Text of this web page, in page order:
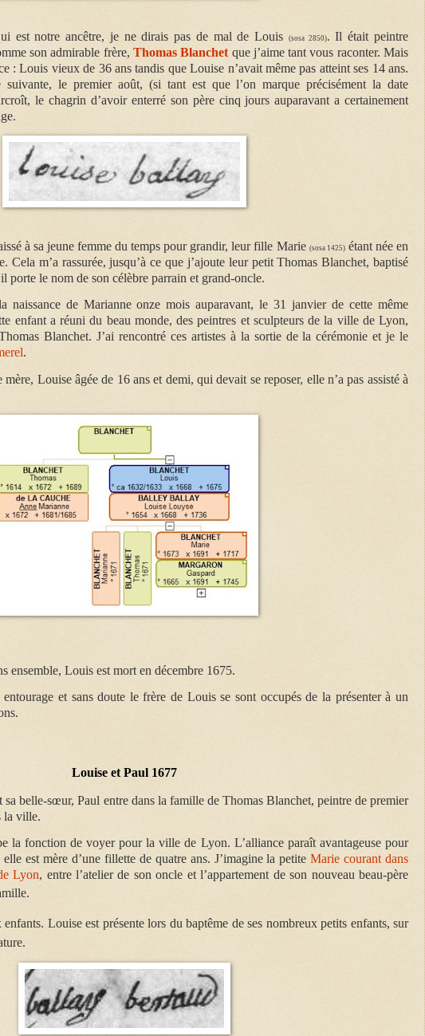
est notre ancêtre, je ne dirais pas de mal de Louis (sosa 2850). Il était peintre
son admirable frère, Thomas Blanchet que j’aime tant vous raconter. Mais
: Louis vieux de 36 ans tandis que Louise n’avait même pas atteint ses 14 ans.
le premier août, (si tant est que l’on marque précisément la date
le chagrin d’avoir enterré son père cinq jours auparavant a certainement
à sa jeune femme du temps pour grandir, leur fille Marie (sosa 1425)étant née en
Cela m’a rassurée, jusqu’à ce que j’ajoute leur petit Thomas Blanchet, baptisé
porte le nom de son célèbre parrain et grand-oncle.
naissance de Marianne onze mois auparavant, le 31 janvier de cette même
enfant a réuni du beau monde, des peintres et sculpteurs de la ville de Lyon,
Blanchet. J’ai rencontré ces artistes à la sortie de la cérémonie et je le
.
Louise âgée de 16 ans et demi, qui devait se reposer, elle n’a pas assisté à
ensemble, Louis est mort en décembre 1675.
et sans doute le frère de Louis se sont occupés de la présenter à un
Louise et Paul 1677
belle-sœur, Paul entre dans la famille de Thomas Blanchet, peintre de premier
la ville.
la fonction de voyer pour la ville de Lyon. L’alliance paraît avantageuse pour
est mère d’une fillette de quatre ans. J’imagine la petiteMarie courant dans
Lyon, entre l’atelier de son oncle et l’appartement de son nouveau beau-père
enfants. Louise est présente lors du baptême de ses nombreux petits enfants, sur